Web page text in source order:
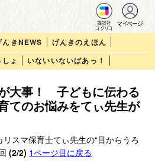
講談社
コクリコ
マイページ
んきNEWS
げんきのえほん
ょ
いないいないばあっ！
大事！ 子どもに伝わる
てのお悩みをてぃ先生が
スマ保育士てぃ先生の“目からうろ
(2/2) 1ページ目に戻る